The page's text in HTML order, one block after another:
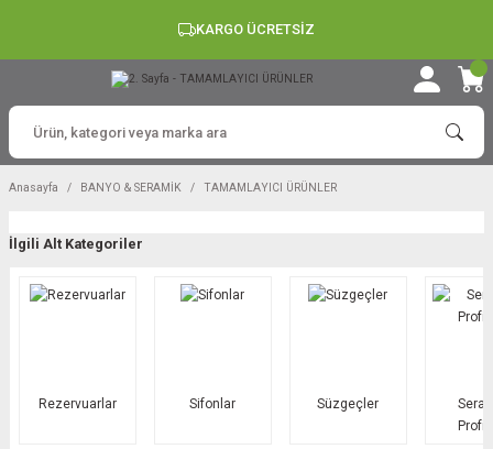
KARGO ÜCRETSİZ
Anasayfa BANYO & SERAMİK TAMAMLAYICI ÜRÜNLER
İlgili Alt Kategoriler
Rezervuarlar Sifonlar Süzgeçler